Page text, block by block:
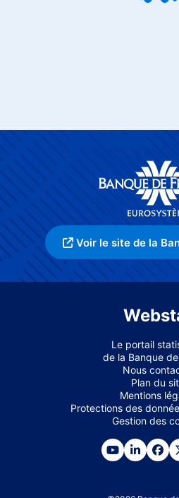
Voir le site de la
Le portail
de la Banque
Nous
Plan du
Mentions
Protections des
Gestion des